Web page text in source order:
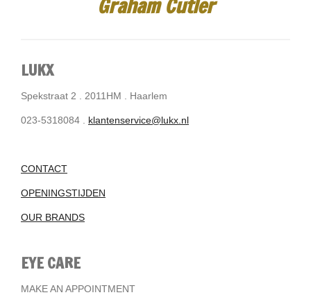
Graham Cutler
LUKX
Spekstraat 2 . 2011HM . Haarlem
023-5318084 . klantenservice@lukx.nl
CONTACT
OPENINGSTIJDEN
OUR BRANDS
EYE CARE
MAKE AN APPOINTMENT